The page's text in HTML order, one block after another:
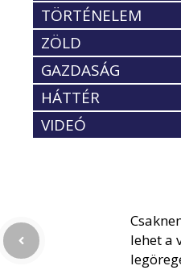
TÖRTÉNELEM
ZÖLD
GAZDASÁG
HÁTTÉR
VIDEÓ
lehet a